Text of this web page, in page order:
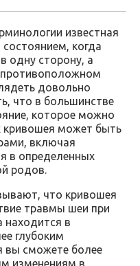
известная
когда
одну сторону, а
довольно
что в большинстве
которое можно
кривошея может быть
включая
в определенных
родов.
что кривошея
травмы шеи при
находится в
глубоким
вы сможете более
изменениям в